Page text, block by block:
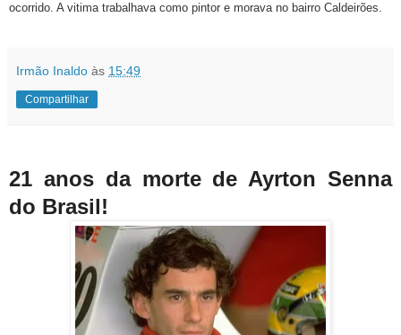
ocorrido. A vitima trabalhava como pintor e morava no bairro Caldeirões.
Irmão Inaldo às 15:49
Compartilhar
21 anos da morte de Ayrton Senna
do Brasil!